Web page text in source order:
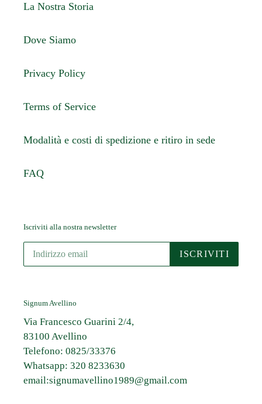
La Nostra Storia
Dove Siamo
Privacy Policy
Terms of Service
Modalità e costi di spedizione e ritiro in sede
FAQ
Iscriviti alla nostra newsletter
ISCRIVITI
Signum Avellino
Via Francesco Guarini 2/4,
83100 Avellino
Telefono: 0825/33376
Whatsapp: 320 8233630
email:signumavellino1989@gmail.com